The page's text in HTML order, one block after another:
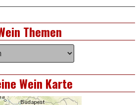
Themen
Wein Karte